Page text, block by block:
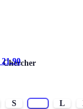
Chercher
21,90
S L